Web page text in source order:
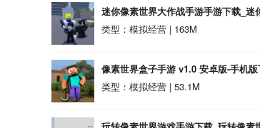
迷你像素世界大作战手游手游下载_
类型：模拟经营 | 163M
像素世界盒子手游 v1.0 安卓版-手机
类型：模拟经营 | 53.1M